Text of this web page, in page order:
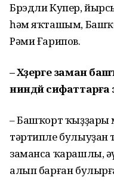
Брэдли Купер,
һәм яҡташым,
Рәми Ғарипов.
– Хәҙерге заман
ниндәй сифаттарға
– Башҡорт ҡыҙҙары
тәртипле
заманса ҡарашлы,
алып барған